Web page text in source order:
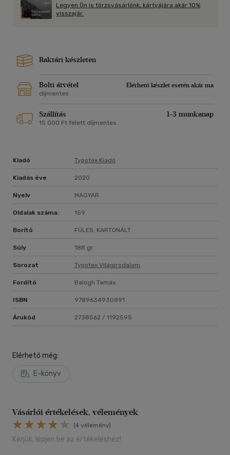
Legyen Ön is törzsvásárlónk, kártyájára akár 10%
visszajár.
Raktári készleten
Bolti átvétel
Elérhető készlet esetén akár ma
díjmentes
Szállítás 1-3 munkanap
15 000 Ft felett díjmentes
Kiadó Typotex Kiadó
Kiadás éve 2020
Nyelv MAGYAR
Oldalak száma: 159
Borító FÜLES, KARTONÁLT
Súly 188 gr
Sorozat Typotex Világirodalom
Fordító Balogh Tamás
ISBN 9789634930891
Árukód 2738562 / 1192595
Elérhető még:
E-könyv
Vásárlói értékelések, vélemények
(4 vélemény)
Kérjük, lépjen be az értékeléshez!